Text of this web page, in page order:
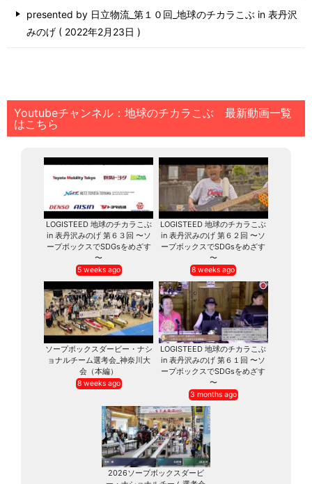
presented by 日立物流_第１０回_地球のチカラこぶ in 表丹沢
みのげ
2022年2月23日
Youtubeチャンネル：地球のチカラこぶ 最新動画一覧
はこちら
LOGISTEED 地球のチカラこぶ
in 表丹沢みのげ 第６３回 〜ソ
ープボックスでSDGsをめざす
〜
5 weeks ago
LOGISTEED 地球のチカラこぶ
in 表丹沢みのげ 第６２回 〜ソ
ープボックスでSDGsをめざす
〜
8 weeks ago
ソープボックスダービー・ナシ
ョナルチーム選考会_神奈川大
会（本編）
8 weeks ago
LOGISTEED 地球のチカラこぶ
in 表丹沢みのげ 第６１回 〜ソ
ープボックスでSDGsをめざす
〜
3 months ago
2026ソープボックスダービ